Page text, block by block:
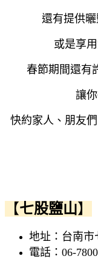
還有提供
或是享
春節期間還有
讓
快約家人、朋友
【七股鹽山】
地址：台南市
電話：06-